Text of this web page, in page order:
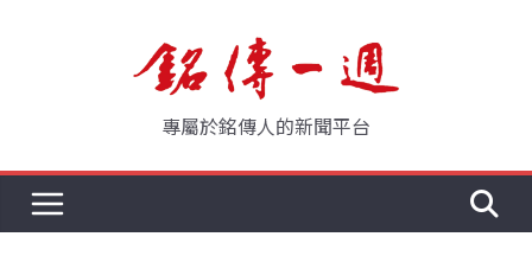
專屬於銘傳人的新聞平台